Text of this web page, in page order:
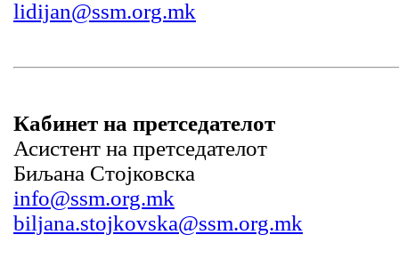
lidijan@ssm.org.mk
Кабинет на претседателот
Асистент на претседателот
Биљана Стојковска
info@ssm.org.mk
biljana.stojkovska@ssm.org.mk